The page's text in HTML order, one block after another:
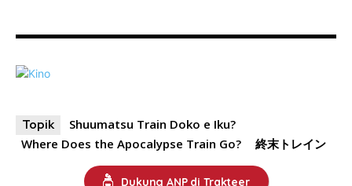
Topik
Shuumatsu Train Doko e Iku?
Where Does the Apocalypse Train Go?
終末トレイン
Dukung ANP di Trakteer